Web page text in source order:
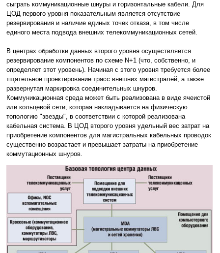
сыграть коммуникационные шнуры и горизонтальные кабели. Для
ЦОД первого уровня показательным является отсутствие
резервирования и наличие единых точек отказа, в том числе
единого места подвода внешних телекоммуникационных сетей.
В центрах обработки данных второго уровня осуществляется
резервирование компонентов по схеме N+1 (что, собственно, и
определяет этот уровень). Начиная с этого уровня требуется более
тщательное проектирование трасс внешних магистралей, а также
развернутая маркировка соединительных шнуров.
Коммуникационная среда может быть реализована в виде ячеистой
или кольцевой сети, которая накладывается на физическую
топологию "звезды", в соответствии с которой реализована
кабельная система. В ЦОД второго уровня удельный вес затрат на
приобретение компонентов для магистральных кабельных проводок
существенно возрастает и превышает затраты на приобретение
коммутационных шнуров.